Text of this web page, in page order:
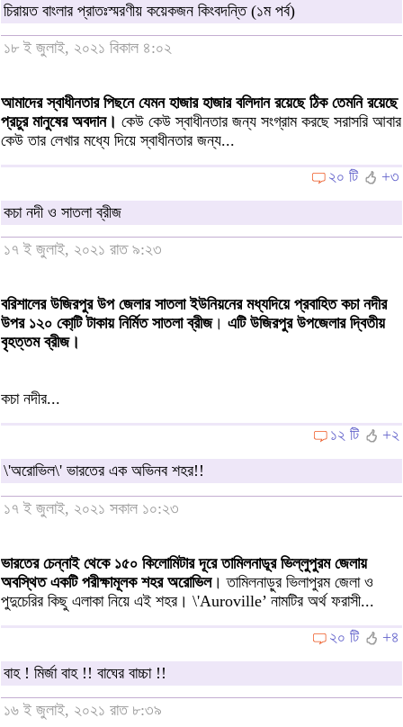
চিরায়ত বাংলার প্রাতঃস্মরণীয় কয়েকজন কিংবদন্তি (১ম পর্ব)
১৮ ই জুলাই, ২০২১ বিকাল ৪:০২
আমাদের স্বাধীনতার পিছনে যেমন হাজার হাজার বলিদান রয়েছে ঠিক তেমনি রয়েছে
প্রচুর মানুষের অবদান। কেউ কেউ স্বাধীনতার জন্য সংগ্রাম করছে সরাসরি আবার
কেউ তার লেখার মধ্যে দিয়ে স্বাধীনতার জন্য...
২০ টি
+৩
কচা নদী ও সাতলা ব্রীজ
১৭ ই জুলাই, ২০২১ রাত ৯:২৩
বরিশালের উজিরপুর উপ জেলার সাতলা ইউনিয়নের মধ্যদিয়ে প্রবাহিত কচা নদীর
উপর ১২০ কো্টি টাকায় নির্মিত সাতলা ব্রীজ। এটি উজিরপুর উপজেলার দ্বিতীয়
বৃহত্তম ব্রীজ।
কচা নদীর...
১২ টি
+২
\'অরোভিল\' ভারতের এক অভিনব শহর!!
১৭ ই জুলাই, ২০২১ সকাল ১০:২৩
ভারতের চেন্নাই থেকে ১৫০ কিলোমিটার দূরে তামিলনাডূর ভিল্লুপুরম জেলায়
অবস্থিত একটি পরীক্ষামূলক শহর অরোভিল। তামিলনাড়ুর ভিলাপুরম জেলা ও
পুদুচেরির কিছু এলাকা নিয়ে এই শহর। \'Auroville’ নামটির অর্থ ফরাসী...
২০ টি
+৪
বাহ ! মির্জা বাহ !! বাঘের বাচ্চা !!
১৬ ই জুলাই, ২০২১ রাত ৮:৩৯